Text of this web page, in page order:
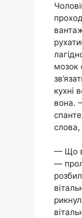
мозок
кухні
вона.
слова,
— Що
—